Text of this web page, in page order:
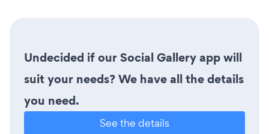
Undecided if our Social Gallery app will
suit your needs? We have all the details
you need.
See the details